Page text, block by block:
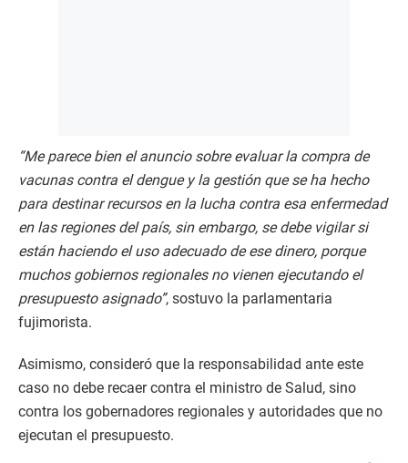
“Me parece bien el anuncio sobre evaluar la compra de
vacunas contra el dengue y la gestión que se ha hecho
para destinar recursos en la lucha contra esa enfermedad
en las regiones del país, sin embargo, se debe vigilar si
están haciendo el uso adecuado de ese dinero, porque
muchos gobiernos regionales no vienen ejecutando el
presupuesto asignado”, sostuvo la parlamentaria
fujimorista.
Asimismo, consideró que la responsabilidad ante este
caso no debe recaer contra el ministro de Salud, sino
contra los gobernadores regionales y autoridades que no
ejecutan el presupuesto.